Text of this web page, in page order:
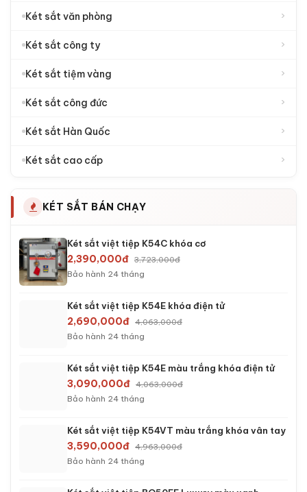
4.000.000đ - 6.000.000đ ›
6.000.000đ - 10.000.000đ ›
10.000.000đ - 15.000.000đ ›
15.000.000đ - 25.000.000đ ›
25.000.000đ - 50.000.000đ ›
50.000.000đ - 100.000.000đ ›
TRỌNG LƯỢNG
5 - 20 Kg
20 - 50 Kg
50 - 70 Kg
70 - 100 Kg
100 - 200 Kg
Trên 200 Kg
DANH MỤC KÉT SẮT